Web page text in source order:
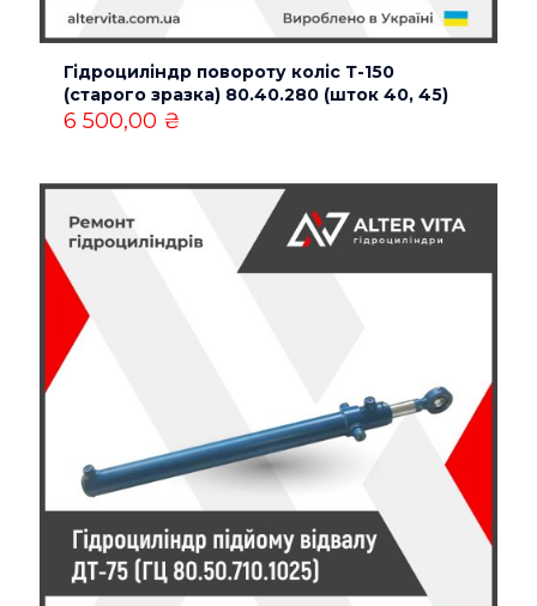
Назва*
Email*
Зберегти моє ім'я, e-mail, та адресу сайту в цьому
браузері для моїх подальших коментарів.
Гідроциліндр повороту коліс Т-150
(старого зразка) 80.40.280 (шток 40, 45)
6 500,00 ₴